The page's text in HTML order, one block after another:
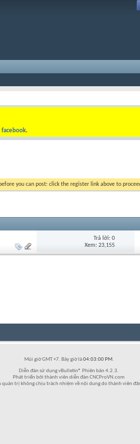
facebook.
you can post: click the register link above to
Trả lời: 0
Xem: 23,155
Múi giờ GMT +7. Bây giờ là04:03:00 PM.
Diễn đàn sử dụng vBulletin® Phiên bản 4.2.3.
Phát triển bởi thành viên diễn đàn CNCProVN.com
quản trị không chịu trách nhiệm về nội dung do thành viên